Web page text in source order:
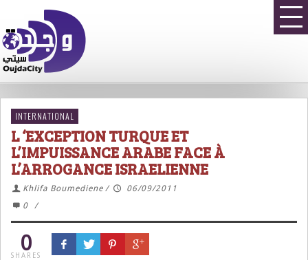
INTERNATIONAL
L ‘EXCEPTION TURQUE ET
L’IMPUISSANCE ARABE FACE À
L’ARROGANCE ISRAELIENNE
Khlifa Boumediene /
06/09/2011
0
/
0
SHARES